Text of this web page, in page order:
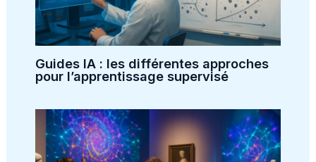
Guides IA : les différentes approches
pour l’apprentissage supervisé